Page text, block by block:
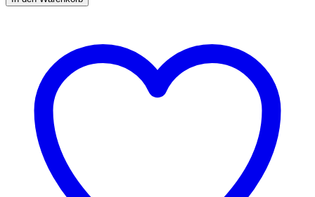
Ni80
Wicklung
Selbstwickler
Verdampfer
Atomizer
RDA,
RBA,
RTA,
RDTA,
Nichrome
(Fused
Clapton